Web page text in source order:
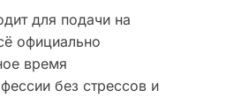
для подачи на
официально
время
без стрессов и